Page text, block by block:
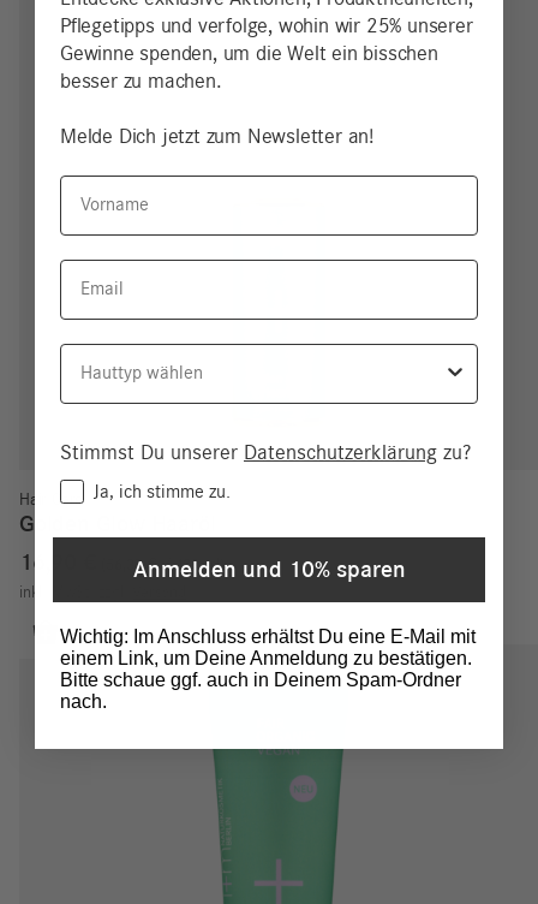
Hair Care
Golden Glow Haaröl
16,90
56,32 €/100 ml
inkl. MwSt.
Pflegetipps und verfolge, wohin wir 25% unserer
Gewinne spenden, um die Welt ein bisschen
besser zu machen.
Melde Dich jetzt zum Newsletter an!
Vorname
Email
Hauttyp
Stimmst Du unserer Datenschutzerklärung zu?
ConsentJa, ich stimme zu.
Anmelden und 10% sparen
Wichtig: Im Anschluss erhältst Du eine E-Mail mit
einem Link, um Deine Anmeldung zu bestätigen.
Bitte schaue ggf. auch in Deinem Spam-Ordner
nach.